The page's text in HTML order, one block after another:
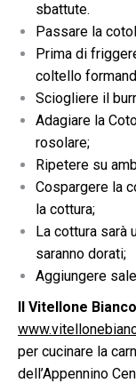
sbattute.
Passare la
Prima di
coltello
Sciogliere il
Adagiare la
rosolare;
Ripetere su
Cospargere la
la cottura;
La cottura sarà
saranno dorati;
Aggiungere
Il Vitellone
per cucinare la
dell’Appennino